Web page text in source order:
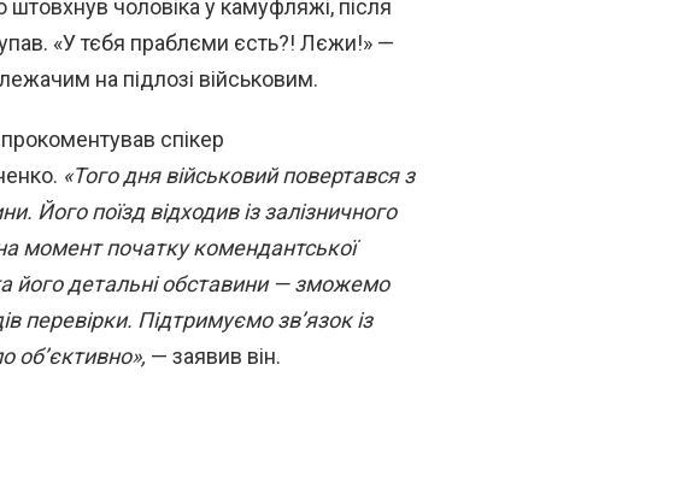
штовхнув чоловіка у камуфляжі, після
«У тєбя праблєми єсть?! Лєжи!» —
на підлозі військовим.
спікер
«Того дня військовий повертався з
Його поїзд відходив із залізничного
момент початку комендантської
його детальні обставини — зможемо
перевірки. Підтримуємо зв’язок із
об’єктивно», — заявив він.